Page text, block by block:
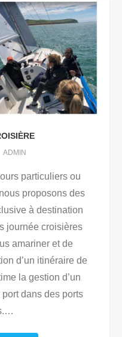
ADMIN
particuliers ou
proposons des
à destination
journée croisières
amariner et de
d’un itinéraire de
la gestion d’un
dans des ports
…